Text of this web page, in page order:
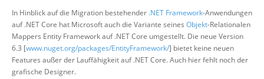
In Hinblick auf die Migration bestehender .NET Framework-Anwendungen
auf .NET Core hat Microsoft auch die Variante seines Objekt-Relationalen
Mappers Entity Framework auf .NET Core umgestellt. Die neue Version
6.3 [www.nuget.org/packages/EntityFramework/] bietet keine neuen
Features außer der Lauffähigkeit auf .NET Core. Auch hier fehlt noch der
grafische Designer.